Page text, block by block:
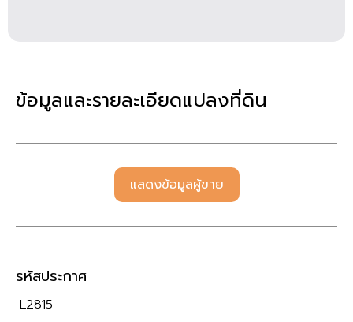
ข้อมูลและรายละเอียดแปลงที่ดิน
แสดงข้อมูลผู้ขาย
รหัสประกาศ
L2815